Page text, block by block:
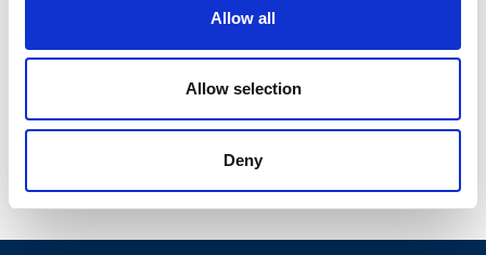
Allow all
Allow selection
Deny
250 cm